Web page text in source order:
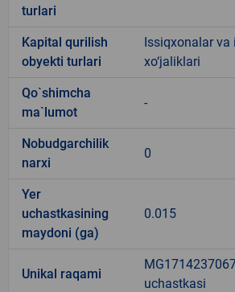
turlari
Kapital qurilish
obyekti turlari
Issiqxonalar va
xo‘jaliklari
Qo`shimcha
ma`lumot
-
Nobudgarchilik
narxi
0
Yer
uchastkasining
maydoni (ga)
0.015
Unikal raqami
uchastkasi